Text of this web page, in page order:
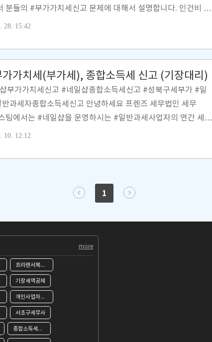
분들의 #부가가치세신고 문제에 대해서 설명합니다. 인건비 신
세 절세신고 건강보험료 절감고지 국민연금보험료 절감고지
예정고지세액을 내야 합니다. [ 부가가치세 연간 세무일정 ] 개
세액) = 매출세액(공급가액 X 10%) - 매입세액(공급가액 X 1
28. 15:42
가치세(부가세), 종합소득세 신고 (기장대리)
부가가치세신고 #네일샵종합소득세신고 #성북구세부가 #일
과세자종합소득세신고 안녕하세요 프렌즈 세무법인 세무
팅에서는 #네일샵을 운영하시는 #일반과세사업자의 연간 세무
와 같은 세목을 신고해야 합니다. (1) 부가가치세 신고 (2) 종
니다. 연 2회 신고가 원칙 입니다 1월 1일 ~ 6월 30일 기간 동
월 31일 기간 동안에 발생한 매출과 매입..
10. 12:12
1
프리랜서복식부기의무자
기장세액공제
개인사업자종합소득세신고
서초구세무사
종합소득세신고대행세무사
more